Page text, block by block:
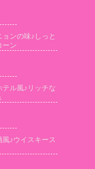
ョンの味♪しっと
ーン
テル風♪リッチな
風♪ウイスキース